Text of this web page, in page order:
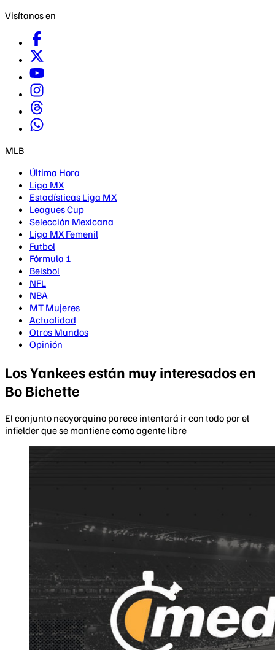
Visítanos en
MLB
Última Hora
Liga MX
Estadísticas Liga MX
Leagues Cup
Selección Mexicana
Liga MX Femenil
Futbol
Fórmula 1
Beisbol
NFL
NBA
MT Mujeres
Actualidad
Otros Mundos
Opinión
Los Yankees están muy interesados en
Bo Bichette
El conjunto neoyorquino parece intentará ir con todo por el
infielder que se mantiene como agente libre